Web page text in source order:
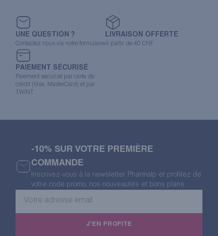
UNE QUESTION ?
Contactez nous via notre formulaire
LIVRAISON OFFERTE
À partir de 40 CHF
PAIEMENT SÉCURISÉ
Paiement sécurisé par carte de
crédit (Visa, MasterCard) et par
TWINT
-10% SUR VOTRE PREMIÈRE
COMMANDE
Inscrivez-vous à la newsletter Pharmalp et profitez de
votre code promo, nos nouveautés et bons plans.
Votre
J'EN PROFITE